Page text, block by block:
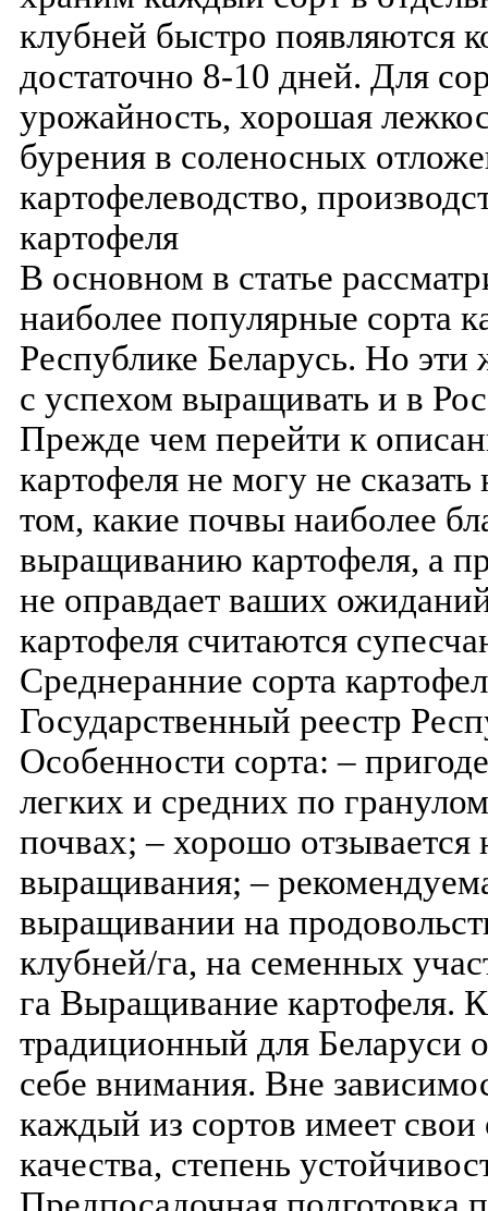
клубней быстро появляются
достаточно 8-10 дней. Для
урожайность, хорошая
бурения в соленосных
картофелеводство,
картофеля
В основном в статье
наиболее популярные сорта
Республике Беларусь. Но
с успехом выращивать и в
Прежде чем перейти к
картофеля не могу не сказать
том, какие почвы наиболее
выращиванию картофеля, а
не оправдает ваших
картофеля считаются
Среднеранние сорта
Государственный реестр
Особенности сорта: –
легких и средних по
почвах; – хорошо
выращивания; –
выращивании на
клубней/га, на семенных
га Выращивание картофеля.
традиционный для Беларуси
себе внимания. Вне
каждый из сортов имеет
качества, степень